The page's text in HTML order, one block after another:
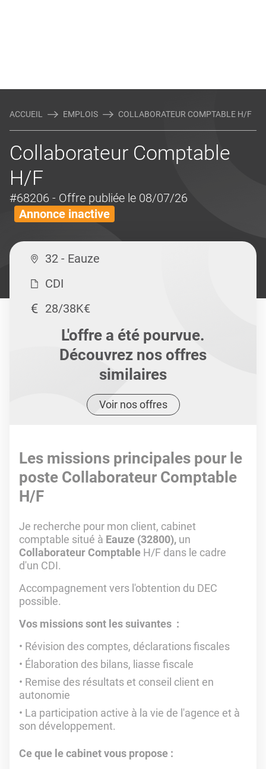
ACCUEIL EMPLOIS COLLABORATEUR COMPTABLE H/F
Collaborateur Comptable
H/F
#68206 - Offre publiée le 08/07/26
Annonce inactive
32 - Eauze
CDI
28/38K€
L'offre a été pourvue.
Découvrez nos offres
similaires
Voir nos offres
Les missions principales pour le
poste Collaborateur Comptable
H/F
Je recherche pour mon client, cabinet
comptable situé à Eauze (32800), un
Collaborateur Comptable H/F dans le cadre
d'un CDI.
Accompagnement vers l'obtention du DEC
possible.
Vos missions sont les suivantes :
Révision des comptes, déclarations fiscales
Élaboration des bilans, liasse fiscale
Remise des résultats et conseil client en
autonomie
La participation active à la vie de l'agence et à
son développement.
Ce que le cabinet vous propose :